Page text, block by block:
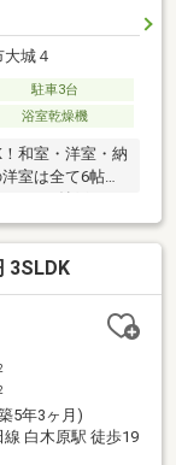
城４
駐車3台
浴室乾燥機
和室・洋室・納
室は全て6帖以
のある納戸は、
地のため、日当
新品：キッチ
貼り・室内ク
・小学校が近
■ご内覧・ご来店
ださい
3SLDK
5年3ヶ月)
白木原駅 徒歩19